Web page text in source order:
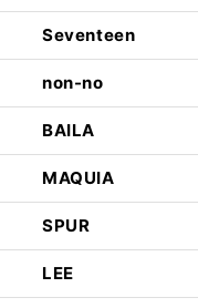
Seventeen
non-no
BAILA
MAQUIA
SPUR
LEE